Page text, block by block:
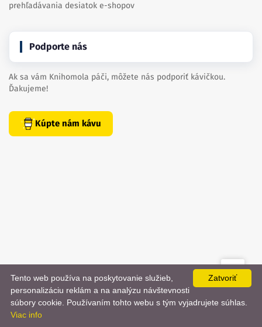
prehľadávania desiatok e-shopov
Podporte nás
Ak sa vám Knihomola páči, môžete nás podporiť kávičkou.
Ďakujeme!
Kúpte nám kávu
created bydanielhrenak.sk
📨
Zatvoriť
Tento web používa na poskytovanie služieb,
personalizáciu reklám a na analýzu návštevnosti
súbory cookie. Používaním tohto webu s tým vyjadrujete súhlas.
Viac info